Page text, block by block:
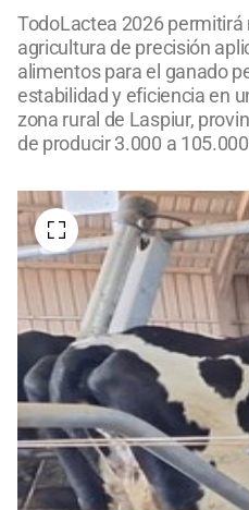
TodoLactea 2026
agricultura de precisión
alimentos para el ganado
estabilidad y eficiencia en
zona rural de Laspiur,
de producir 3.000 a